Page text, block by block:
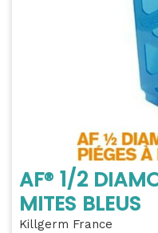
AF® 1/2
MITES BLEUS
Killgerm France